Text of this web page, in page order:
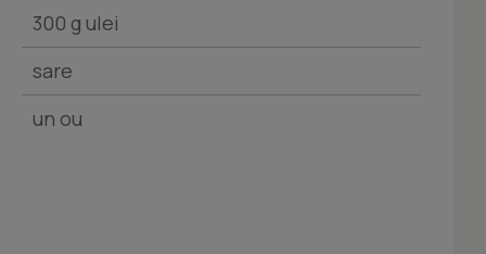
300 g ulei
sare
un ou